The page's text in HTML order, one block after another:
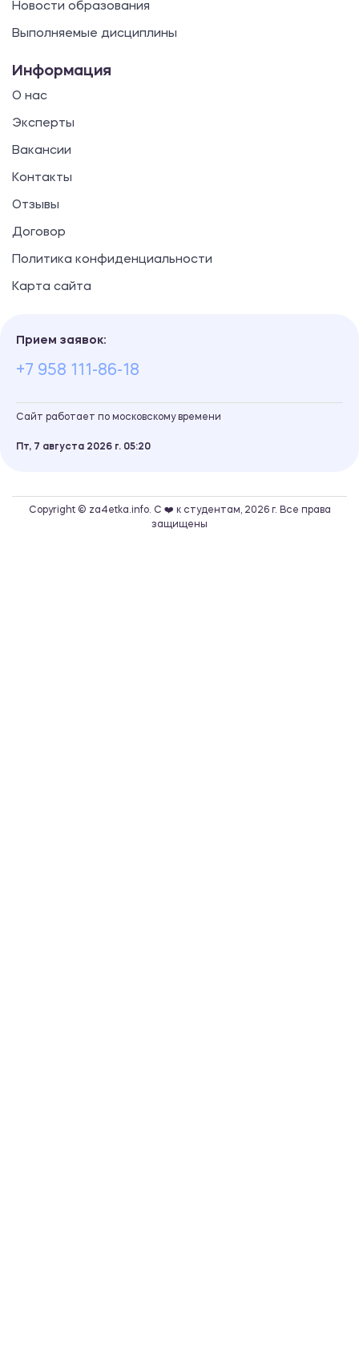
Новости образования
Выполняемые дисциплины
Информация
О нас
Эксперты
Вакансии
Контакты
Отзывы
Договор
Политика конфиденциальности
Карта сайта
Прием заявок:
+7 958 111-86-18
Сайт работает по московскому времени
Пт, 7 августа 2026 г. 05 20
Copyright © za4etka.info. С ❤️ к студентам, 2026 г. Все права
защищены